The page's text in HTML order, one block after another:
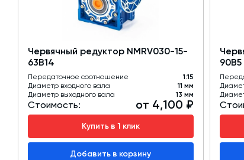
Червячный редуктор NMRV030-15-
63B14
Передаточное соотношение
1:15
Диаметр входного вала
11 мм
Диаметр выходного вала
13 мм
Стоимость: от 4,100 ₽
Купить в 1 клик
Добавить в корзину
90B5